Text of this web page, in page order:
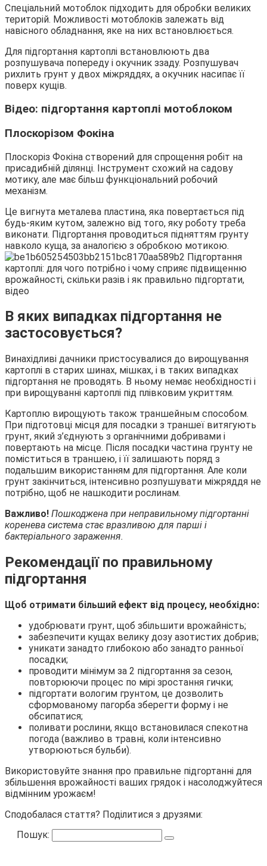
Спеціальний мотоблок підходить для обробки великих
територій. Можливості мотоблоків залежать від
навісного обладнання, яке на них встановлюється.
Для підгортання картоплі встановлюють два
розпушувача попереду і окучник ззаду. Розпушувач
рихлить грунт у двох міжряддях, а окучник насипає її
поверх кущів.
Відео: підгортання картоплі мотоблоком
Плоскорізом Фокіна
Плоскоріз Фокіна створений для спрощення робіт на
присадибній ділянці. Інструмент схожий на садову
мотику, але має більш функціональний робочий
механізм.
Це вигнута металева пластина, яка повертається під
будь-яким кутом, залежно від того, яку роботу треба
виконати. Підгортання проводиться підняттям грунту
навколо куща, за аналогією з обробкою мотикою.
В яких випадках підгортання не
застосовується?
Винахідливі дачники пристосувалися до вирощування
картоплі в старих шинах, мішках, і в таких випадках
підгортання не проводять. В ньому немає необхідності і
при вирощуванні картоплі під плівковим укриттям.
Картоплю вирощують також траншейным способом.
При підготовці місця для посадки з траншеї витягують
грунт, який з’єднують з органічними добривами і
повертають на місце. Після посадки частина грунту не
поміститься в траншею, і її залишають поряд з
подальшим використанням для підгортання. Але коли
грунт закінчиться, інтенсивно розпушувати міжряддя не
потрібно, щоб не нашкодити рослинам.
Важливо! Пошкоджена при неправильному підгортанні
коренева система стає вразливою для парші і
бактеріального зараження.
Рекомендації по правильному
підгортання
Щоб отримати більший ефект від процесу, необхідно:
удобрювати грунт, щоб збільшити врожайність;
забезпечити кущах велику дозу азотистих добрив;
уникати занадто глибокою або занадто ранньої
посадки;
проводити мінімум за 2 підгортання за сезон,
повторюючи процес по мірі зростання гички;
підгортати вологим грунтом, це дозволить
сформованому пагорба зберегти форму і не
обсипатися;
поливати рослини, якщо встановилася спекотна
погода (важливо в травні, коли інтенсивно
утворюються бульби).
Використовуйте знання про правильне підгортанні для
збільшення врожайності ваших грядок і насолоджуйтеся
відмінним урожаєм!
Сподобалася стаття? Поділитися з друзями:
Пошук: